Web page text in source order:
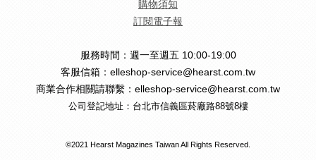
購物須知
訂閱電子報
服務時間：週一至週五 10:00-19:00
客服信箱：elleshop-service@hearst.com.tw
商業合作相關請聯繫：elleshop-service@hearst.com.tw
公司登記地址：台北市信義區菸廠路88號8樓
©2021 Hearst Magazines Taiwan All Rights Reserved.